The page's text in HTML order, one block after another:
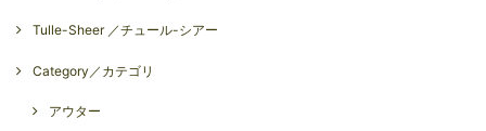
Tulle-Sheer ／チュール-シアー
Category／カテゴリ
アウター